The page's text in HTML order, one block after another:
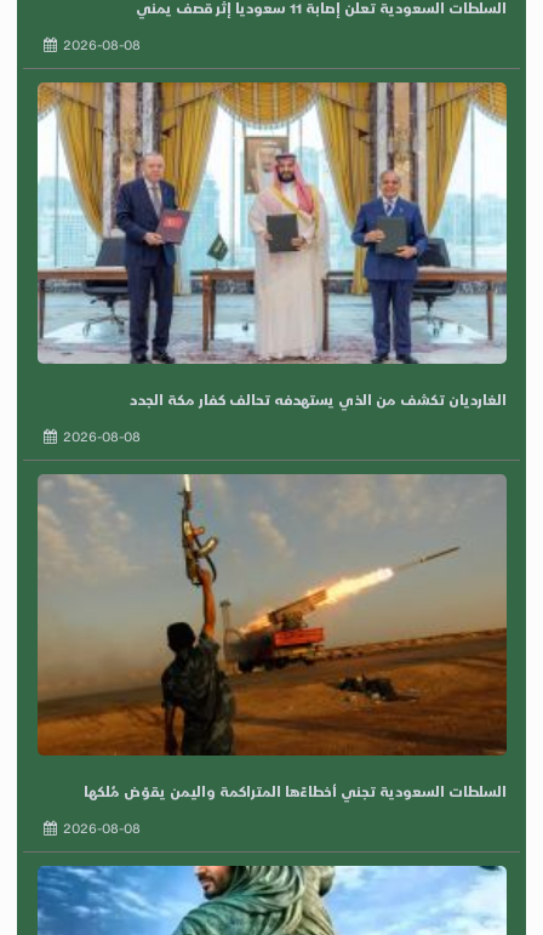
السلطات السعودية تعلن إصابة 11 سعوديا إثر قصف يمني
2026-08-08
الغارديان تكشف من الذي يستهدفه تحالف كفار مكة الجدد
2026-08-08
السلطات السعودية تجني أخطاءًها المتراكمة واليمن يقوّض مُلكها
2026-08-08